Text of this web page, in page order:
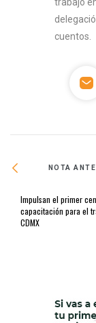
cuentos.
NOTA
Impulsan el primer
capacitación para el
CDMX